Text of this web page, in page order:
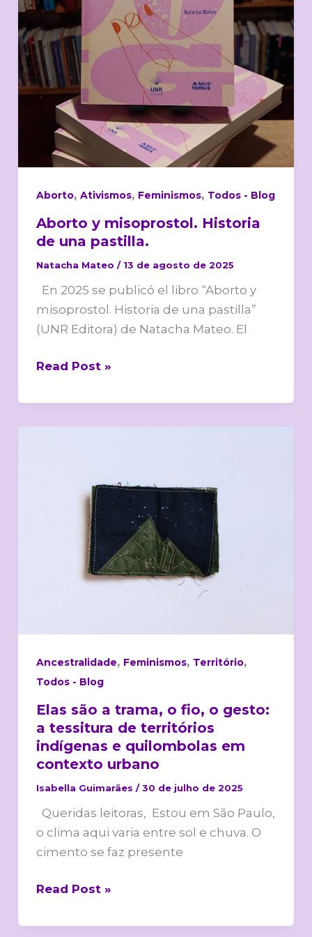
Aborto, Ativismos, Feminismos, Todos - Blog
Aborto y misoprostol. Historia
de una pastilla.
Natacha Mateo / 13 de agosto de 2025
En 2025 se publicó el libro “Aborto y
misoprostol. Historia de una pastilla”
(UNR Editora) de Natacha Mateo. El
Read Post »
Ancestralidade, Feminismos, Território,
Todos - Blog
Elas são a trama, o fio, o gesto:
a tessitura de territórios
indígenas e quilombolas em
contexto urbano
Isabella Guimarães /30 de julho de 2025
Queridas leitoras, Estou em São Paulo,
o clima aqui varia entre sol e chuva. O
cimento se faz presente
de
indígenas
e
quilombolas
em
contexto
urbano
Read Post »